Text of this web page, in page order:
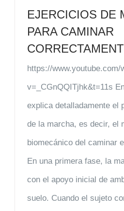
EJERCICIOS DE
PARA CAMINAR
https://www.youtube.com/
v=_CGnQQITjhk&t=11s
explica detalladamente el
de la marcha, es decir, el
biomecánico del caminar
En una primera fase, la
con el apoyo inicial de
suelo. Cuando el sujeto